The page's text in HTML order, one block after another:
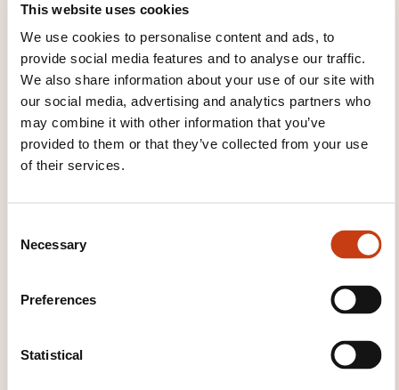
This website uses cookies
We use cookies to personalise content and ads, to
provide social media features and to analyse our traffic.
We also share information about your use of our site with
our social media, advertising and analytics partners who
may combine it with other information that you’ve
provided to them or that they’ve collected from your use
of their services.
Necessary
Preferences
Statistical
et de l’évaluation pratique.
un recyclage périodique pour la formation
échafaudage est exigé tous les 5 ans
How to contact the
+352 26 59 56 201